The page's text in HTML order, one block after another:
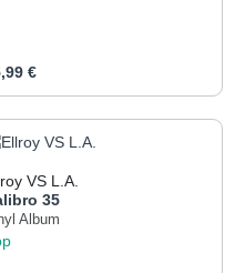
um die
benutze die
Preis:
€
Anzahl: Gib
VS L.A.
35
Album